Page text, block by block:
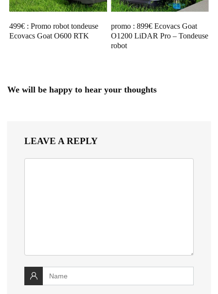
499€ : Promo robot tondeuse
Ecovacs Goat O600 RTK
promo : 899€ Ecovacs Goat
O1200 LiDAR Pro – Tondeuse
robot
We will be happy to hear your thoughts
LEAVE A REPLY